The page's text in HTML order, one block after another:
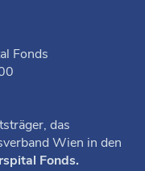
Fonds
das
Wien in den
Fonds.